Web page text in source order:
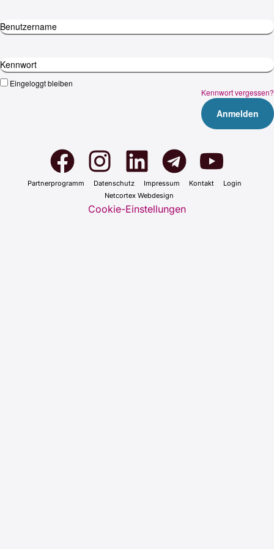
Benutzername
Kennwort
Eingeloggt bleiben
Kennwort vergessen?
Part­ner­pro­gramm Daten­schutz Impres­sum Kon­takt
Log­in
Net­cortex Web­de­sign
Cookie-Einstellungen